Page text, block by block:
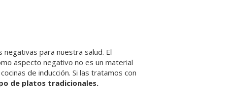
para nuestra salud. El
aspecto negativo no es un material
de inducción. Si las tratamos con
de platos tradicionales.